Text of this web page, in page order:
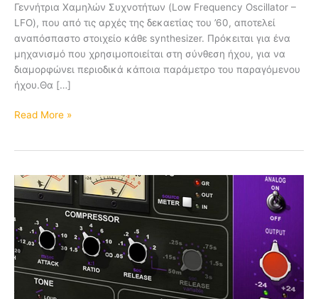
Γεννήτρια Χαμηλών Συχνοτήτων (Low Frequency Oscillator –
LFO), που από τις αρχές της δεκαετίας του ’60, αποτελεί
αναπόσπαστο στοιχείο κάθε synthesizer. Πρόκειται για ένα
μηχανισμό που χρησιμοποιείται στη σύνθεση ήχου, για να
διαμορφώνει περιοδικά κάποια παράμετρο του παραγόμενου
ήχου.Θα […]
Read More »
Compressor:
Επεξεργασίες
Ήχου